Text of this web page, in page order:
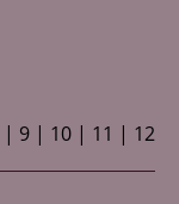
9 10 11 12